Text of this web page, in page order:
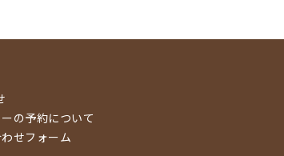
の予約について
せフォーム